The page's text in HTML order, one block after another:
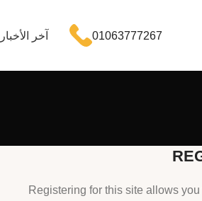
01063777267 آخر الأخبار
Registering for this site allows